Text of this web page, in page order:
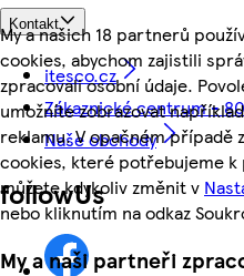
My a našich 18 partnerů
cookies, abychom zajistili
zpracovali osobní údaje.
umožníte zobrazovat
reklamu. V opačném případě
cookies, které potřebujeme k
můžete kdykoliv změnit v
nebo kliknutím na odkaz
My a naši partneři
Kontakt
itesco.cz
Zákaznické centrum -
Naše obchody
followUs